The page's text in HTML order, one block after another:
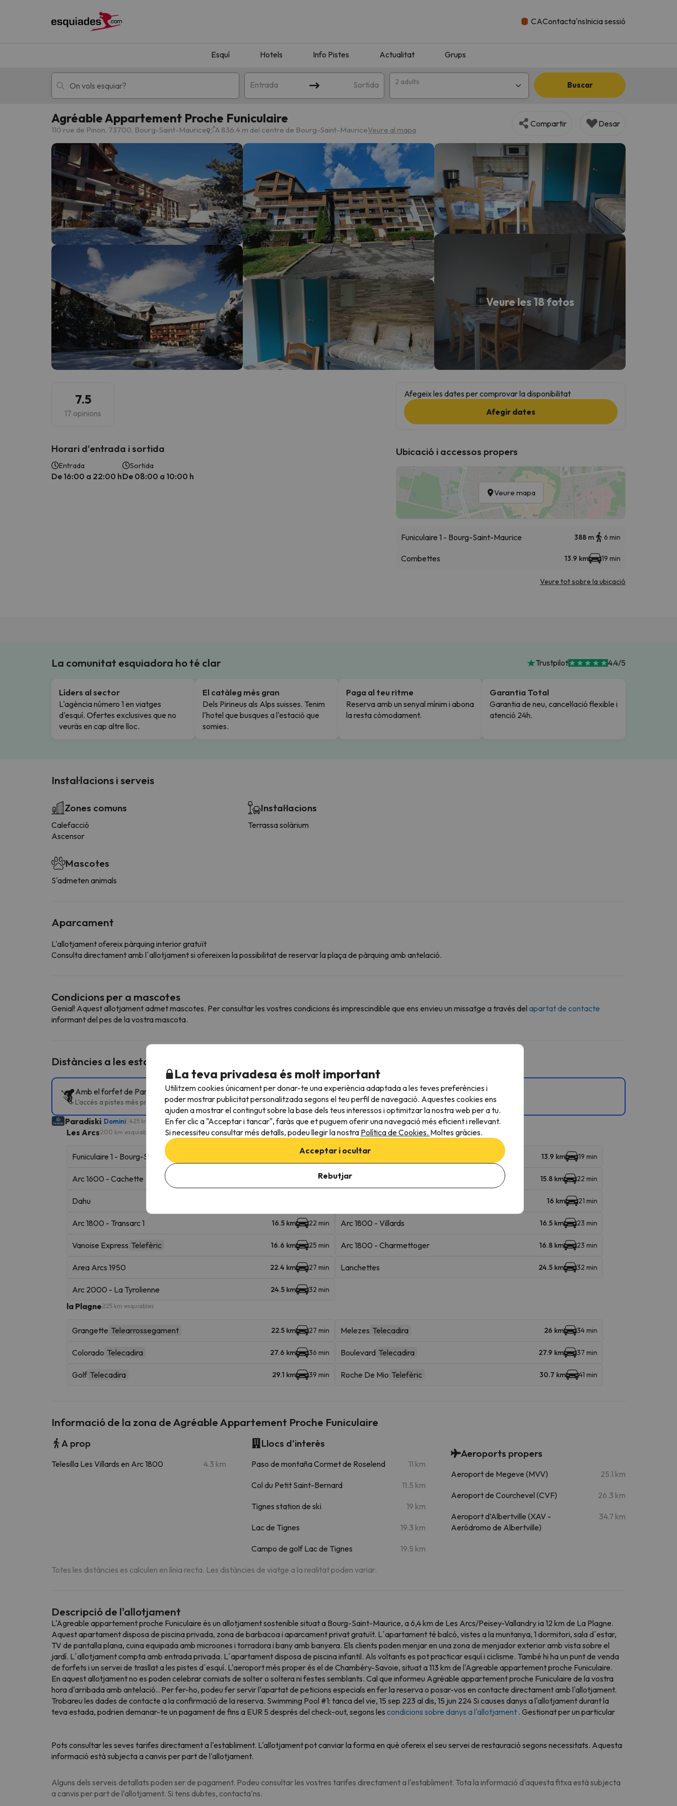
CAContacta'nsInicia sessió
Esquí Hotels Info Pistes Actualitat Grups
Entrada Sortida 2 adults Buscar
Esquí Escapades
!Vaja! No hem trobat resultats que coincideixin amb la teva cerca. Intenteu modificar la destinació.
Vaja! Sembla que el nostre cercador ha perdut el nord. Quan trobi la seva brúixola torna.
Agréable Appartement Proche Funiculaire
110 rue de Pinon, 73700, Bourg-Saint-Maurice A 836.4 m del centre de Bourg-Saint-MauriceVeure al mapa
Compartir Desar
Veure les 18 fotos
7.5
17 opinions
Horari d'entrada i sortida
Entrada
De 16:00 a 22:00 h
Sortida
De 08:00 a 10:00 h
Afegeix les dates per comprovar la disponibilitat
Afegir dates
Ubicació i accessos propers
Veure mapa
Funiculaire 1 - Bourg-Saint-Maurice 388 m 6 min
Combettes 13.9 km 19 min
Veure tot sobre la ubicació
La comunitat esquiadora ho té clar Trustpilot 4.4/5
Líders al sector
L'agència número 1 en viatges
d'esquí. Ofertes exclusives que no
veuràs en cap altre lloc.
El catàleg més gran
Dels Pirineus als Alps suisses. Tenim
l'hotel que busques a l'estació que
somies.
Paga al teu ritme
Reserva amb un senyal mínim i abona
la resta còmodament.
Garantia Total
Garantia de neu, cancel·lació flexible i
atenció 24h.
Instal·lacions i serveis
Zones comuns
Calefacció
Ascensor
Mascotes
S'admeten animals
Instal·lacions
Terrassa solàrium
Aparcament
L'allotjament ofereix pàrquing interior gratuït
Consulta directament amb l´allotjament si ofereixen la possibilitat de reservar la plaça de pàrquing amb antelació.
Condicions per a mascotes
Genial! Aquest allotjament admet mascotes. Per consultar les vostres condicions és imprescindible que ens envieu un missatge a través del apartat de contacte
informant del pes de la vostra mascota.
Distàncies a les estacions d'esquí properes
Amb el forfet de Paradiski pots esquiar a diverses estacions d'esquí i gaudir de 425 km esquiables
L'accés a pistes més proper és Funiculaire 1 - Bourg-Saint-Maurice a Les Arcs . A més podràs esquiar a Les Arcs i la Plagne.
Paradiski Domini 425 km esquiables
Les Arcs 200 km esquiables
Funiculaire 1 - Bourg-Saint-Maurice 388 m 6 min Combettes 13.9 km 19 min
Arc 1600 - Cachette 19 min Arc 1800 - Vagère 15.8 km 22 min
Dahu 16 km 21 min
Arc 1800 - Transarc 1 16.5 km 22 min Arc 1800 - Villards 16.5 km 23 min
Vanoise Express Telefèric 16.6 km 25 min Arc 1800 - Charmettoger 16.8 km 23 min
Area Arcs 1950 22.4 km 27 min Lanchettes 24.5 km 32 min
Arc 2000 - La Tyrolienne 24.5 km 32 min
la Plagne 225 km esquiables
Grangette Telearrossegament 22.5 km 27 min Melezes Telecadira 26 km 34 min
Colorado Telecadira 27.6 km 36 min Boulevard Telecadira 27.9 km 37 min
Golf Telecadira 29.1 km 39 min Roche De Mio Telefèric 30.7 km 41 min
Informació de la zona de Agréable Appartement Proche Funiculaire
A prop
Telesilla Les Villards en Arc 1800 4.3 km
Llocs d'interès
Paso de montaña Cormet de Roselend 11 km
Col du Petit Saint-Bernard 11.5 km
Tignes station de ski 19 km
Lac de Tignes 19.3 km
Campo de golf Lac de Tignes 19.5 km
Aeroports propers
Aeroport de Megeve (MVV) 25.1 km
Aeroport de Courchevel (CVF) 26.3 km
Aeroport d’Albertville (XAV -
Aeródromo de Albertville)
34.7 km
Totes les distàncies es calculen en línia recta. Les distàncies de viatge a la realitat poden variar.
Descripció de l'allotjament
L'Agreable appartement proche Funiculaire és un allotjament sostenible situat a Bourg-Saint-Maurice, a 6,4 km de Les Arcs/Peisey-Vallandry ia 12 km de La Plagne.
Aquest apartament disposa de piscina privada, zona de barbacoa i aparcament privat gratuït. L´apartament té balcó, vistes a la muntanya, 1 dormitori, sala d´estar,
TV de pantalla plana, cuina equipada amb microones i torradora i bany amb banyera. Els clients poden menjar en una zona de menjador exterior amb vista sobre el
jardí. L´allotjament compta amb entrada privada. L´apartament disposa de piscina infantil. Als voltants es pot practicar esquí i ciclisme. També hi ha un punt de venda
de forfets i un servei de trasllat a les pistes d´esquí. L'aeroport més proper és el de Chambéry-Savoie, situat a 113 km de l'Agreable appartement proche Funiculaire.
En aquest allotjament no es poden celebrar comiats de solter o soltera ni festes semblants. Cal que informeu Agréable appartement proche Funiculaire de la vostra
hora d'arribada amb antelació.. Per fer-ho, podeu fer servir l'apartat de peticions especials en fer la reserva o posar-vos en contacte directament amb l'allotjament.
Trobareu les dades de contacte a la confirmació de la reserva. Swimming Pool #1: tanca del vie, 15 sep 223 al dis, 15 jun 224 Si causes danys a l'allotjament durant la
teva estada, podrien demanar-te un pagament de fins a EUR 5 després del check-out, segons les condicions sobre danys a l'allotjament . Gestionat per un particular
Pots consultar les seves tarifes directament a l'establiment. L'allotjament pot canviar la forma en què ofereix el seu servei de restauració segons necessitats. Aquesta
informació està subjecta a canvis per part de l'allotjament.
Alguns dels serveis detallats poden ser de pagament. Podeu consultar les vostres tarifes directament a l'establiment. Tota la informació d'aquesta fitxa està subjecta
a canvis per part de l'allotjament. Si tens dubtes, contacta'ns.
La teva privadesa és molt important
Utilitzem cookies únicament per donar-te una experiència adaptada a les teves preferències i
poder mostrar publicitat personalitzada segons el teu perfil de navegació. Aquestes cookies ens
ajuden a mostrar el contingut sobre la base dels teus interessos i optimitzar la nostra web per a tu.
En fer clic a "Acceptar i tancar", faràs que et puguem oferir una navegació més eficient i rellevant.
Si necessiteu consultar més detalls, podeu llegir la nostra Política de Cookies. Moltes gràcies.
Acceptar i ocultar
Rebutjar